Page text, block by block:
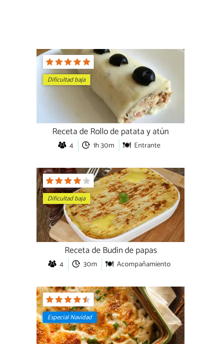
Dificultad baja
Receta de Rollo de patata y atún
4 1h 30m Entrante
Dificultad baja
Receta de Budin de papas
4 30m Acompañamiento
Especial Navidad